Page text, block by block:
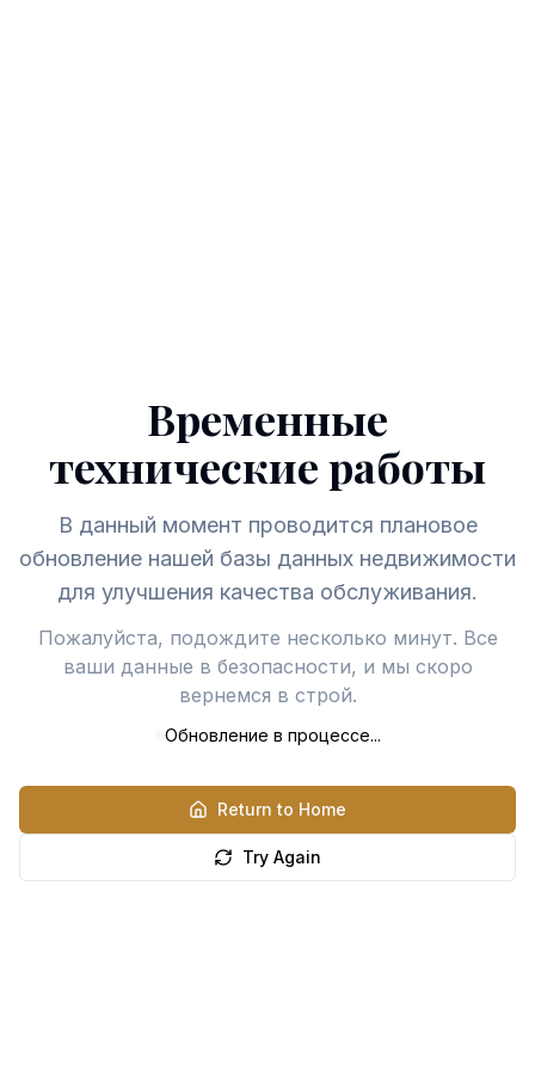
Временные
технические работы
В данный момент проводится плановое
обновление нашей базы данных недвижимости
для улучшения качества обслуживания.
Пожалуйста, подождите несколько минут. Все
ваши данные в безопасности, и мы скоро
вернемся в строй.
Обновление в процессе...
Return to Home
Try Again